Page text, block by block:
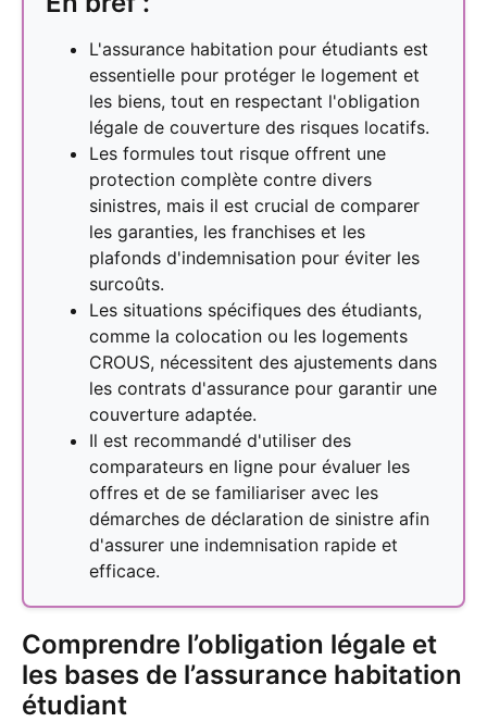
L'assurance habitation pour étudiants est
essentielle pour protéger le logement et
les biens, tout en respectant l'obligation
légale de couverture des risques locatifs.
Les formules tout risque offrent une
protection complète contre divers
sinistres, mais il est crucial de comparer
les garanties, les franchises et les
plafonds d'indemnisation pour éviter les
surcoûts.
Les situations spécifiques des étudiants,
comme la colocation ou les logements
CROUS, nécessitent des ajustements dans
les contrats d'assurance pour garantir une
couverture adaptée.
Il est recommandé d'utiliser des
comparateurs en ligne pour évaluer les
offres et de se familiariser avec les
démarches de déclaration de sinistre afin
d'assurer une indemnisation rapide et
efficace.
Comprendre l’obligation légale et
les bases de l’assurance habitation
étudiant